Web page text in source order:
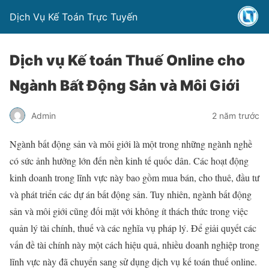
Dịch Vụ Kế Toán Trực Tuyến
Dịch vụ Kế toán Thuế Online cho
Ngành Bất Động Sản và Môi Giới
Admin 2 năm trước
Ngành bất động sản và môi giới là một trong những ngành nghề
có sức ảnh hưởng lớn đến nền kinh tế quốc dân. Các hoạt động
kinh doanh trong lĩnh vực này bao gồm mua bán, cho thuê, đầu tư
và phát triển các dự án bất động sản. Tuy nhiên, ngành bất động
sản và môi giới cũng đối mặt với không ít thách thức trong việc
quản lý tài chính, thuế và các nghĩa vụ pháp lý. Để giải quyết các
vấn đề tài chính này một cách hiệu quả, nhiều doanh nghiệp trong
lĩnh vực này đã chuyển sang sử dụng dịch vụ kế toán thuế online.